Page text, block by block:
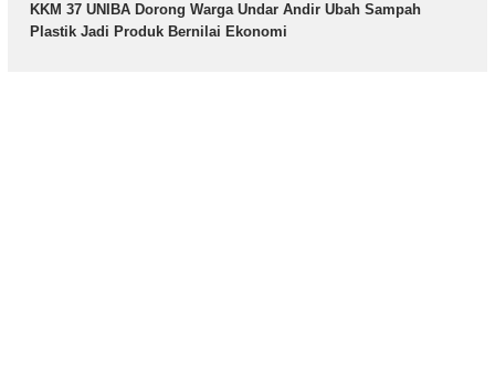
KKM 37 UNIBA Dorong Warga Undar Andir Ubah Sampah
Plastik Jadi Produk Bernilai Ekonomi